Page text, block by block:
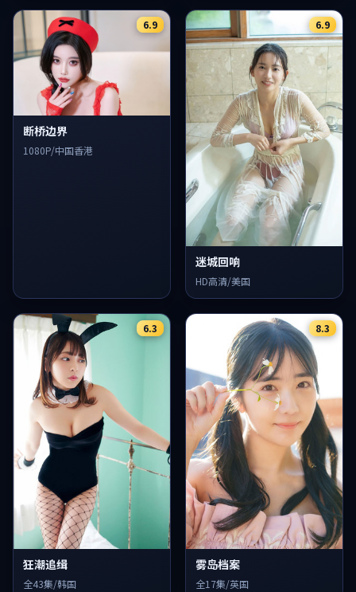
6.9
断桥边界
1080P/中国香港
6.9
迷城回响
HD高清/美国
6.3
狂潮追缉
全43集/韩国
8.3
雾岛档案
全17集/英国